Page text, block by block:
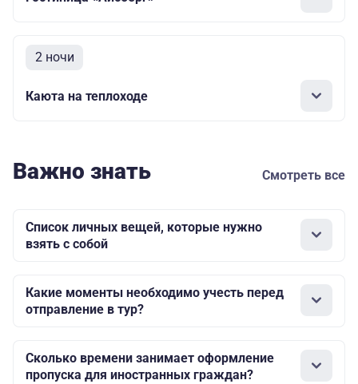
2 ночи
Каюта на теплоходе
Важно знать Смотреть все
Список личных вещей, которые нужно
взять с собой
Какие моменты необходимо учесть перед
отправление в тур?
Сколько времени занимает оформление
пропуска для иностранных граждан?